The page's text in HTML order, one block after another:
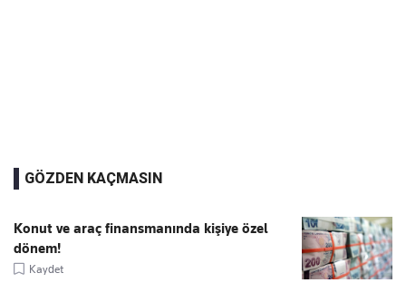
GÖZDEN KAÇMASIN
Konut ve araç finansmanında kişiye özel
dönem!
Kaydet